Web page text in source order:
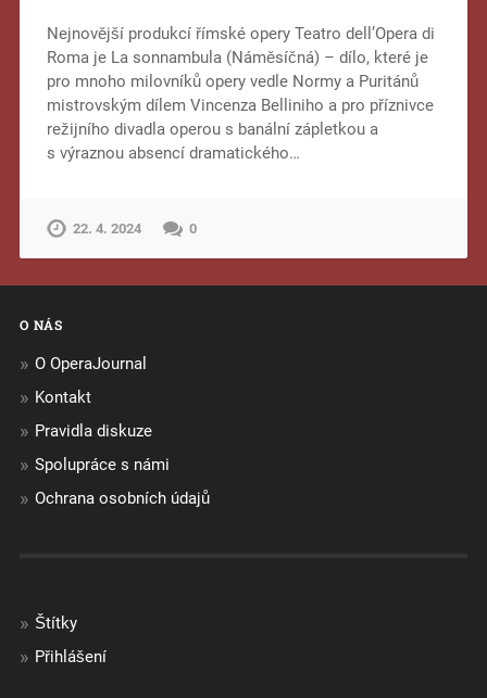
Nejnovější produkcí římské opery Teatro dell’Opera di
Roma je La sonnambula (Náměsíčná) – dílo, které je
pro mnoho milovníků opery vedle Normy a Puritánů
mistrovským dílem Vincenza Belliniho a pro příznivce
režijního divadla operou s banální zápletkou a
s výraznou absencí dramatického…
22. 4. 2024 0
O NÁS
O OperaJournal
Kontakt
Pravidla diskuze
Spolupráce s námi
Ochrana osobních údajů
Štítky
Přihlášení